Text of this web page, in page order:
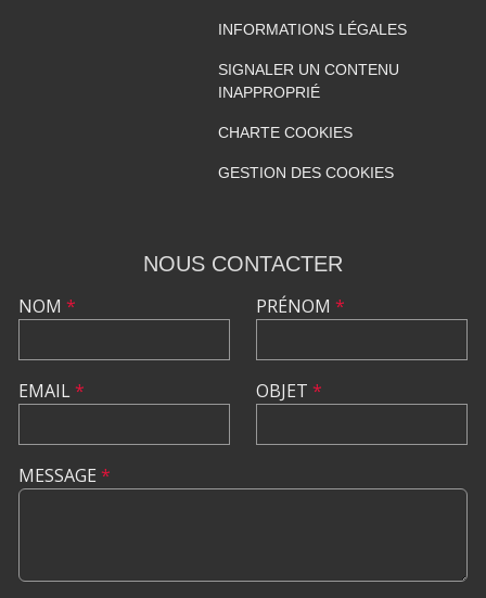
INFORMATIONS LÉGALES
SIGNALER UN CONTENU
INAPPROPRIÉ
CHARTE COOKIES
GESTION DES COOKIES
NOUS CONTACTER
NOM *
EMAIL*
PRÉNOM *
OBJET *
MESSAGE *